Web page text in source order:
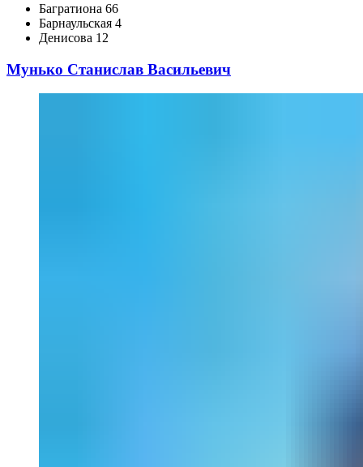
Багратиона 66
Барнаульская 4
Денисова 12
Мунько Станислав Васильевич